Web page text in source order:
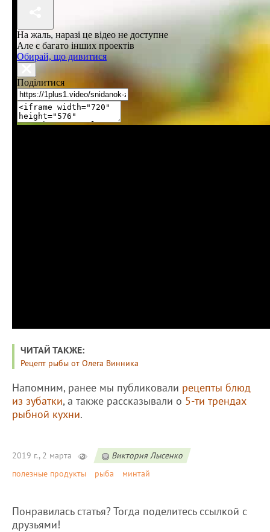
ЧИТАЙ ТАКЖЕ:
Рецепт рыбы от Олега Винника
Напомним, ранее мы публиковали рецепты блюд
из зубатки, а также рассказывали о 5-ти трендах
рыбной кухни.
2019 г., 2 марта
Виктория Лысенко
полезные продукты
рыба минтай
Понравилась статья? Тогда поделитесь ссылкой с
друзьями!